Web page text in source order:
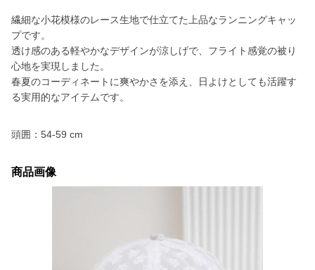
繊細な小花模様のレース生地で仕立てた上品なランニングキャッ
プです。
透け感のある軽やかなデザインが涼しげで、フライト感覚の被り
心地を実現しました。
春夏のコーディネートに爽やかさを添え、日よけとしても活躍す
る実用的なアイテムです。
頭囲：54-59 cm
商品画像